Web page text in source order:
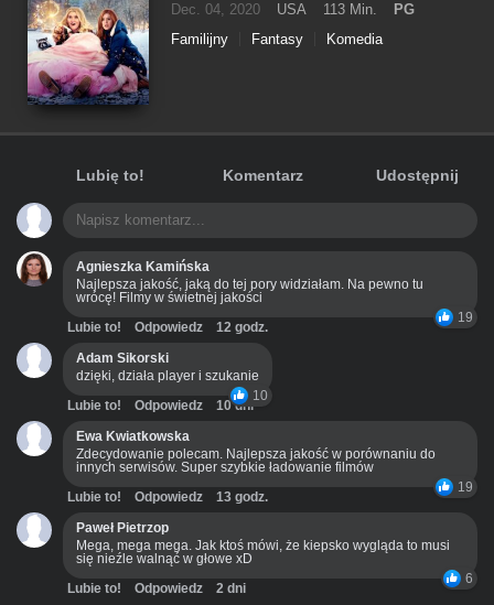
Dec. 04, 2020 USA 113 Min.
PG
Familijny
Fantasy Komedia
Lubię to! Komentarz Udostępnij
Agnieszka Kamińska
Najlepsza jakość, jaką do tej pory widziałam. Na pewno tu
wrócę! Filmy w świetnej jakości
19
Lubie to! Odpowiedz
12 godz.
Adam Sikorski
dzięki, działa player i szukanie
10
Lubie to! Odpowiedz
10 dni
Ewa Kwiatkowska
Zdecydowanie polecam. Najlepsza jakość w porównaniu do
innych serwisów. Super szybkie ładowanie filmów
19
Lubie to! Odpowiedz
13 godz.
Paweł Pietrzop
Mega, mega mega. Jak ktoś mówi, że kiepsko wygląda to musi
się nieźle walnąć w głowe xD
6
Lubie to! Odpowiedz 2 dni